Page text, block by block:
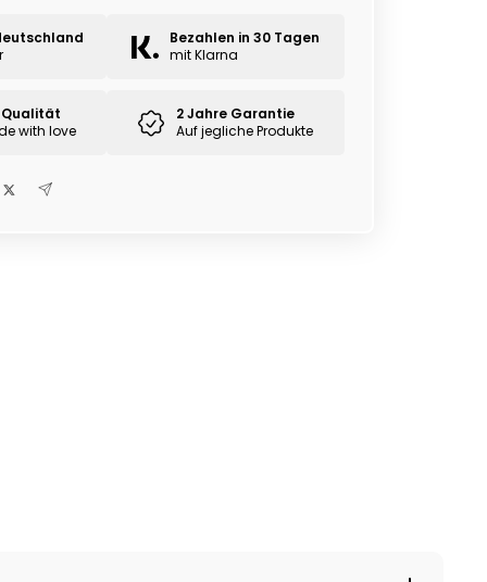
Bezahlen in 30 Tagen
mit Klarna
Qualität
with love
2 Jahre Garantie
Auf jegliche Produkte